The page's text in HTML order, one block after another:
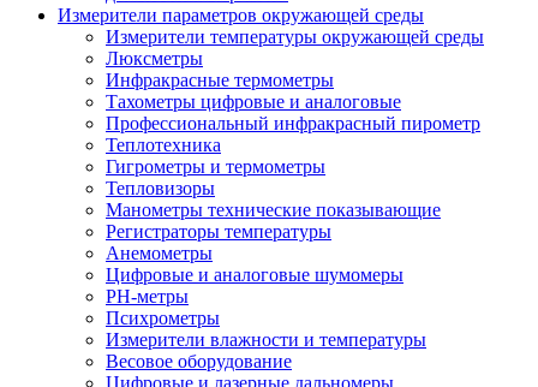
Измерители параметров окружающей среды
Измерители температуры окружающей среды
Люксметры
Инфракрасные термометры
Тахометры цифровые и аналоговые
Профессиональный инфракрасный пирометр
Теплотехника
Гигрометры и термометры
Тепловизоры
Манометры технические показывающие
Регистраторы температуры
Анемометры
Цифровые и аналоговые шумомеры
PH-метры
Психрометры
Измерители влажности и температуры
Весовое оборудование
Цифровые и лазерные дальномеры